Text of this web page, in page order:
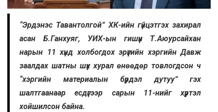
“Эрдэнэс Тавантолгой” ХК-ийн гүйцэтгэх захирал
асан Б.Ганхуяг, УИХ-ын гишүүн Т.Аюурсайхан
нарын 11 хүнд холбогдох эрүүгийн хэргийн Давж
заалдах шатны шүүх хурал өнөөдөр товлогдсон ч
“хэргийн материалын бүрдэл дутуу” гэх
шалтгаанаар есдүгээр сарын 11-нийг хүртэл
хойшилсон байна.